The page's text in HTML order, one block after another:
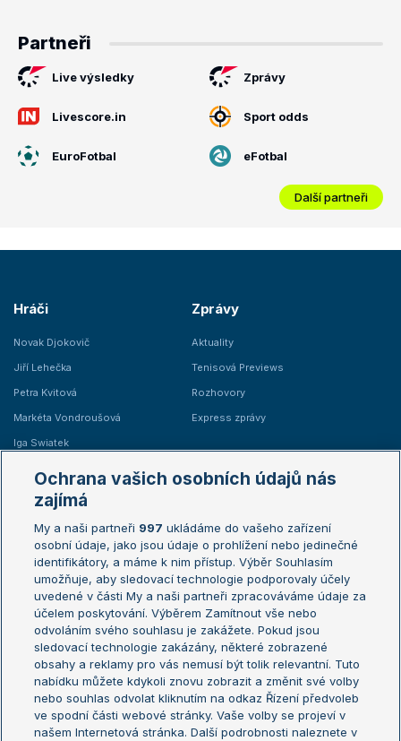
Partneři
Live výsledky Zprávy
Livescore.in Sport odds
EuroFotbal eFotbal
Další partneři
Hráči
Novak Djokovič
Jiří Lehečka
Petra Kvitová
Markéta Vondroušová
Iga Swiatek
Zprávy
Aktuality
Tenisová Previews
Rozhovory
Express zprávy
Žebříčky
Žebříček ATP (muži)
Žebříček WTA (ženy)
Sázkařský žebříček
Australian Open
French Open
Wimbledon
US Open
Turnaj mistrů
Turnaj mistryň
Aktualní trendy
Fotbalové přestupy
Ochrana vašich osobních údajů nás
zajímá
My a naši partneři 997 ukládáme do vašeho zařízení
osobní údaje, jako jsou údaje o prohlížení nebo jedinečné
identifikátory, a máme k nim přístup. Výběr Souhlasím
umožňuje, aby sledovací technologie podporovaly účely
uvedené v části My a naši partneři zpracováváme údaje za
účelem poskytování. Výběrem Zamítnout vše nebo
odvoláním svého souhlasu je zakážete. Pokud jsou
sledovací technologie zakázány, některé zobrazené
obsahy a reklamy pro vás nemusí být tolik relevantní. Tuto
nabídku můžete kdykoli znovu zobrazit a změnit své volby
nebo souhlas odvolat kliknutím na odkaz Řízení předvoleb
ve spodní části webové stránky. Vaše volby se projeví v
našem Internetová stránka. Další podrobnosti naleznete v